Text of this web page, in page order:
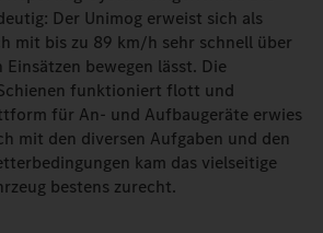
Der Unimog erweist sich als
mit bis zu 89 km/h sehr schnell über
Einsätzen bewegen lässt. Die
funktioniert flott und
für An- und Aufbaugeräte erwies
mit den diversen Aufgaben und den
kam das vielseitige
bestens zurecht.